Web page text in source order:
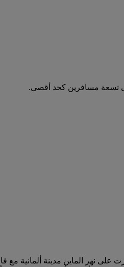
تسعة مسافرين كحد أقصى.
نهر الماين مدينة ألمانية مع